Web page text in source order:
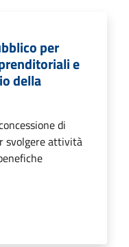
per
e
della
di
svolgere attività